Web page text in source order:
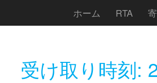
ホーム RTA
受け取り時刻: